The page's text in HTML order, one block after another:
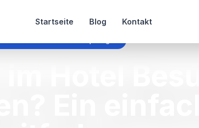
Startseite Blog Kontakt